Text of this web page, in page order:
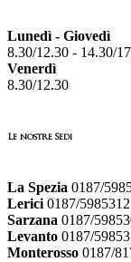
Lunedì - Giovedì
8.30/12.30 - 14.30/
Venerdì
8.30/12.30
Le nostre Sedi
La Spezia 0187/
Lerici 0187/5985312
Sarzana 0187/
Levanto 0187/
Monterosso 0187/